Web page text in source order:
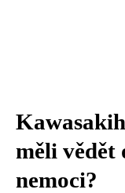
měli vědět
nemoci?